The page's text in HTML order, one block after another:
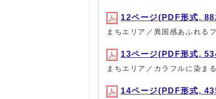
12ページ(PDF形式,
まちエリア／異国感あふれる
13ページ(PDF形式,
まちエリア／カラフルに染ま
14ページ(PDF形式,